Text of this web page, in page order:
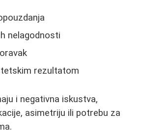
nelagodnosti
rezultatom
i negativna iskustva,
asimetriju ili potrebu za